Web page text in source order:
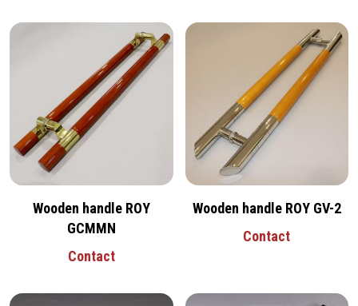
Wooden handle ROY
GCMMN
Contact
Wooden handle ROY GV-2
Contact